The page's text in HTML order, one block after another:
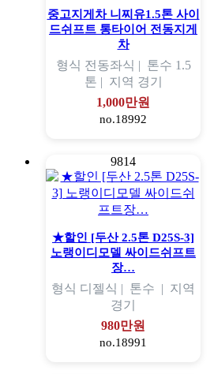
중고지게차 니찌유1.5톤 사이
드쉬프트 통타이어 전동지게
차
형식 전동좌식 | 톤수 1.5
톤 | 지역 경기
1,000만원
no.18992
9814
★할인 [두산 2.5톤 D25S-3]
노랭이디모델 싸이드쉬프트
장…
형식 디젤식 | 톤수 | 지역
경기
980만원
no.18991